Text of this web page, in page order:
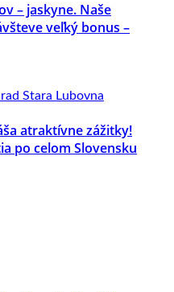
– jaskyne. Naše
veľký bonus –
atraktívne zážitky!
po celom Slovensku